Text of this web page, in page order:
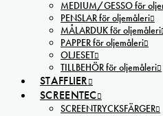
MEDIUM/GESSO för
PENSLAR för oljemåleri
MÅLARDUK för oljemåleri
PAPPER för oljemåleri
OLJESET
TILLBEHÖR för oljemåleri
STAFFLIER
SCREENTEC
SCREENTRYCKSFÄRGER